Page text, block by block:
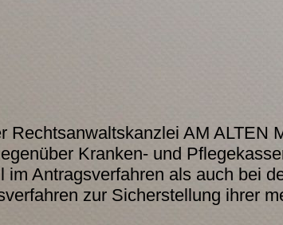
Rechtsanwaltskanzlei AM ALTEN
Kranken- und
im Antragsverfahren als auch bei
zur Sicherstellung ihrer